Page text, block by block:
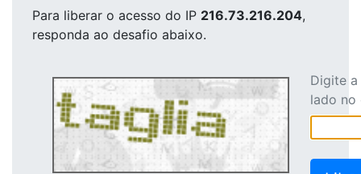
Para liberar o acesso do IP 216.73.216.204,
responda ao desafio abaixo.
Digite
lado no